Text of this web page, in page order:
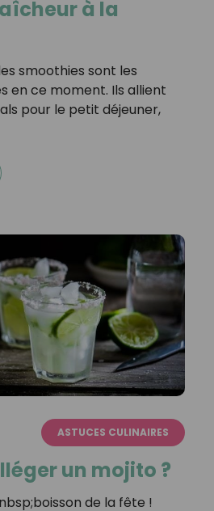
à la
smoothies sont les
en ce moment. Ils allient
pour le petit déjeuner,
ASTUCES CULINAIRES
un mojito ?
de la fête !